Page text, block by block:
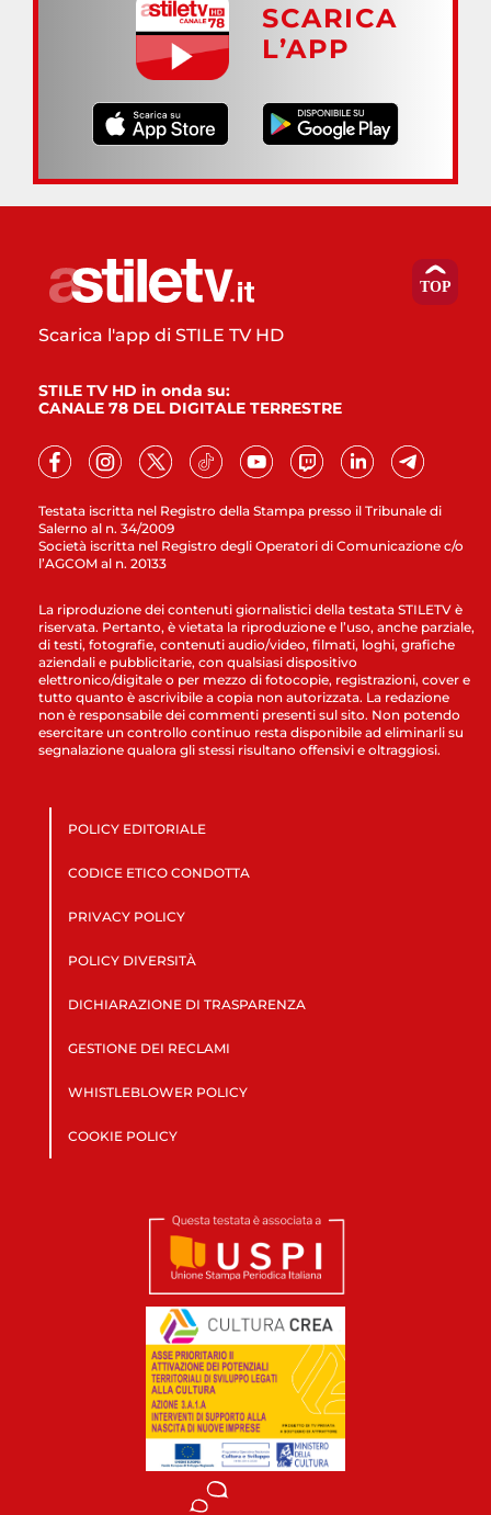
SCARICA
L’APP
Testata iscritta nel Registro della Stampa presso il Tribunale di
Salerno al n. 34/2009
Società iscritta nel Registro degli Operatori di Comunicazione c/o
l’AGCOM al n. 20133
Scarica l'app di STILE TV HD
STILE TV HD in onda su:
CANALE 78 DEL DIGITALE TERRESTRE
La riproduzione dei contenuti giornalistici della testata STILETV è
riservata. Pertanto, è vietata la riproduzione e l’uso, anche parziale,
di testi, fotografie, contenuti audio/video, filmati, loghi, grafiche
aziendali e pubblicitarie, con qualsiasi dispositivo
elettronico/digitale o per mezzo di fotocopie, registrazioni, cover e
tutto quanto è ascrivibile a copia non autorizzata. La redazione
non è responsabile dei commenti presenti sul sito. Non potendo
esercitare un controllo continuo resta disponibile ad eliminarli su
segnalazione qualora gli stessi risultano offensivi e oltraggiosi.
POLICY EDITORIALE
CODICE ETICO CONDOTTA
PRIVACY POLICY
POLICY DIVERSITÀ
DICHIARAZIONE DI TRASPARENZA
GESTIONE DEI RECLAMI
WHISTLEBLOWER POLICY
COOKIE POLICY